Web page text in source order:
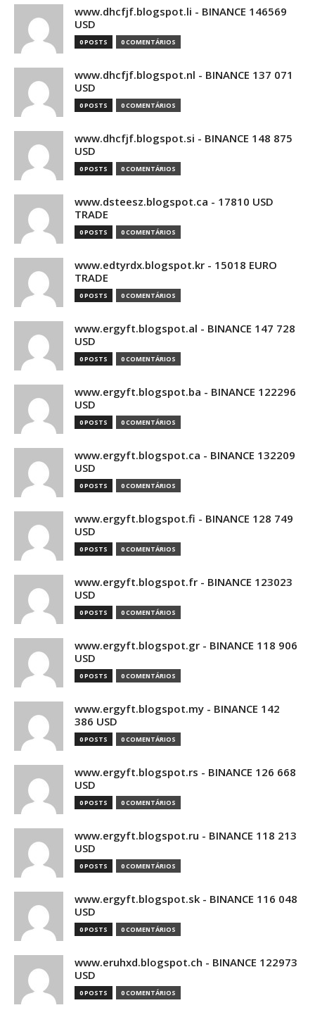
www.dhcfjf.blogspot.li - BINANCE 146569
USD
0 POSTS 0 COMENTÁRIOS
www.dhcfjf.blogspot.nl - BINANCE 137 071
USD
0 POSTS 0 COMENTÁRIOS
www.dhcfjf.blogspot.si - BINANCE 148 875
USD
0 POSTS 0 COMENTÁRIOS
www.dsteesz.blogspot.ca - 17810 USD
TRADE
0 POSTS 0 COMENTÁRIOS
www.edtyrdx.blogspot.kr - 15018 EURO
TRADE
0 POSTS 0 COMENTÁRIOS
www.ergyft.blogspot.al - BINANCE 147 728
USD
0 POSTS 0 COMENTÁRIOS
www.ergyft.blogspot.ba - BINANCE 122296
USD
0 POSTS 0 COMENTÁRIOS
www.ergyft.blogspot.ca - BINANCE 132209
USD
0 POSTS 0 COMENTÁRIOS
www.ergyft.blogspot.fi - BINANCE 128 749
USD
0 POSTS 0 COMENTÁRIOS
www.ergyft.blogspot.fr - BINANCE 123023
USD
0 POSTS 0 COMENTÁRIOS
www.ergyft.blogspot.gr - BINANCE 118 906
USD
0 POSTS 0 COMENTÁRIOS
www.ergyft.blogspot.my - BINANCE 142
386 USD
0 POSTS 0 COMENTÁRIOS
www.ergyft.blogspot.rs - BINANCE 126 668
USD
0 POSTS 0 COMENTÁRIOS
www.ergyft.blogspot.ru - BINANCE 118 213
USD
0 POSTS 0 COMENTÁRIOS
www.ergyft.blogspot.sk - BINANCE 116 048
USD
0 POSTS 0 COMENTÁRIOS
www.eruhxd.blogspot.ch - BINANCE 122973
USD
0 POSTS 0 COMENTÁRIOS